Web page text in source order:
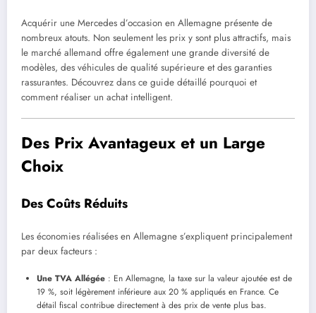
Acquérir une Mercedes d’occasion en Allemagne présente de
nombreux atouts. Non seulement les prix y sont plus attractifs, mais
le marché allemand offre également une grande diversité de
modèles, des véhicules de qualité supérieure et des garanties
rassurantes. Découvrez dans ce guide détaillé pourquoi et
comment réaliser un achat intelligent.
Des Prix Avantageux et un Large
Choix
Des Coûts Réduits
Les économies réalisées en Allemagne s’expliquent principalement
par deux facteurs :
Une TVA Allégée : En Allemagne, la taxe sur la valeur ajoutée est de
19 %, soit légèrement inférieure aux 20 % appliqués en France. Ce
détail fiscal contribue directement à des prix de vente plus bas.